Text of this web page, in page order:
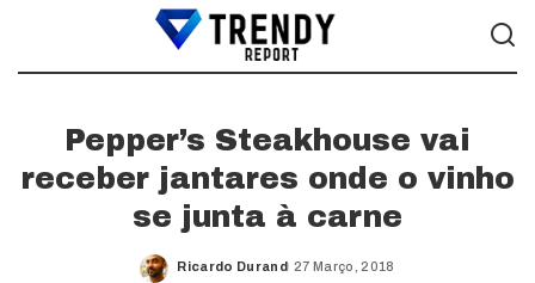
Pepper’s Steakhouse vai
receber jantares onde o vinho
se junta à carne
Posted
Ricardo Durand 27 Março, 2018